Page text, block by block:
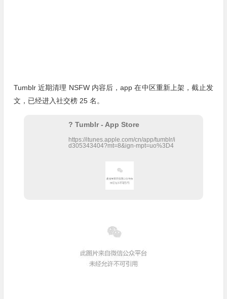
Tumblr 近期清理 NSFW 内容后，app 在中区重新上架，截止发
文，已经进入社交榜 25 名。
? Tumblr - App Store
https://itunes.apple.com/cn/app/tumblr/i
d305343404?mt=8&ign-mpt=uo%3D4